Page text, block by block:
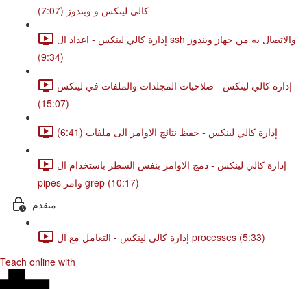
كالي لينكس و ويندوز (7:07)
إدارة كالي لينكس - اعداد ال ssh والاتصال به من جهاز ويندوز
(9:34)
إدارة كالي لينكس - صلاحيات المجلدات والملفات في لينكس
(15:07)
إدارة كالي لينكس - حفظ نتائج الاوامر الى ملفات (6:41)
إدارة كالي لينكس - دمج الاوامر بنفس السطر باستخدام ال
pipes وامر grep (10:17)
متقدم
إدارة كالي لينكس - التعامل مع ال processes (5:33)
Teach online with